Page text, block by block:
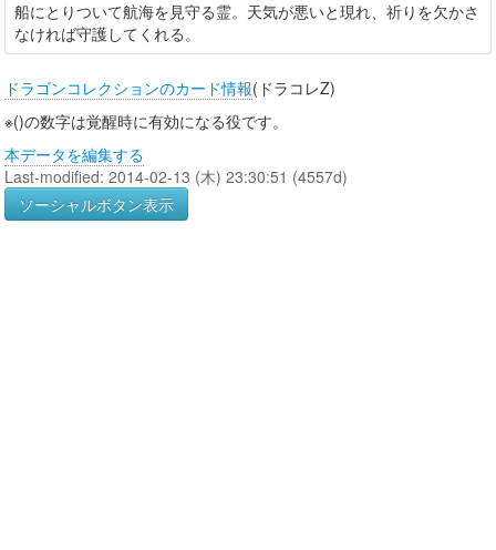
船にとりついて航海を見守る霊。天気が悪いと現れ、祈りを欠かさ
なければ守護してくれる。
ドラゴンコレクションのカード情報(ドラコレZ)
※()の数字は覚醒時に有効になる役です。
本データを編集する
Last-modified: 2014-02-13 (木) 23:30:51 (4557d)
ソーシャルボタン表示